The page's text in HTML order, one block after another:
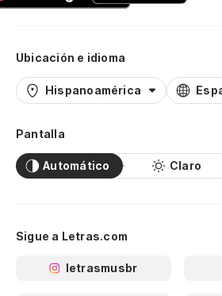
Ubicación e idioma
Hispanoamérica
Pantalla
Automático Claro
Sigue a Letras.com
letrasmusbr